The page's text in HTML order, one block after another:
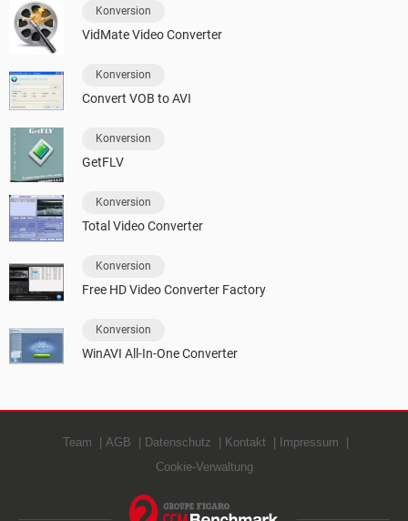
Konversion
VidMate Video Converter
Konversion
Convert VOB to AVI
Konversion
GetFLV
Konversion
Total Video Converter
Konversion
Free HD Video Converter Factory
Konversion
WinAVI All-In-One Converter
Team AGB Datenschutz Kontakt
Impressum
Cookie-Verwaltung